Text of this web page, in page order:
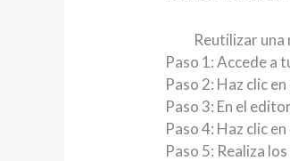
Reutilizar
Paso 1: Accede a
Paso 2: Haz clic
Paso 3: En el
Paso 4: Haz clic
Paso 5: Realiza